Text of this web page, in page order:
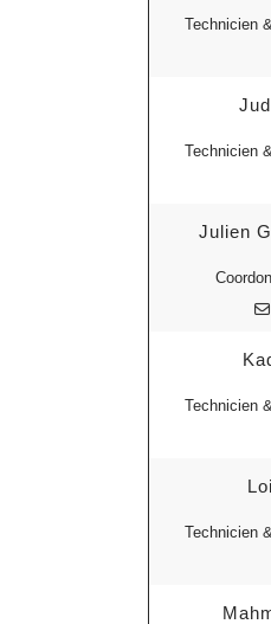
Technicien
Technicien
Julien
Technicien
Technicien